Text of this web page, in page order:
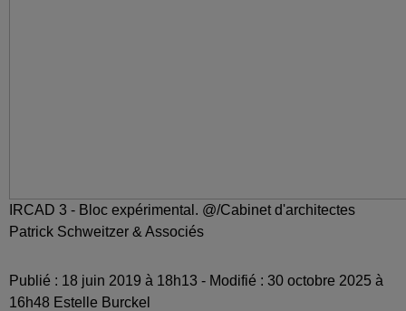
IRCAD 3 - Bloc expérimental. @/Cabinet d'architectes
Patrick Schweitzer & Associés
Publié : 18 juin 2019 à 18h13 - Modifié : 30 octobre 2025 à
16h48 Estelle Burckel